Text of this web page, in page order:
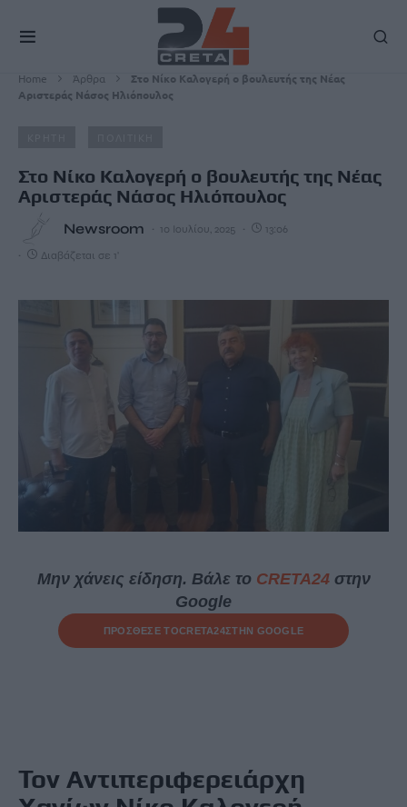
Home Άρθρα
Στο Νίκο Καλογερή ο βουλευτής της Νέας
Αριστεράς Νάσος Ηλιόπουλος
Στο Νίκο Καλογερή ο βουλευτής της Νέας
Αριστεράς Νάσος Ηλιόπουλος
Newsroom 10 Ιουλίου, 2025 13:06
Διαβάζεται σε 1'
Μην χάνεις είδηση. Βάλε το CRETA24στην
Google
ΠΡΟΣΘΕΣΕ ΤΟCRETA24ΣΤΗΝ GOOGLE
Τον Αντιπεριφερειάρχη